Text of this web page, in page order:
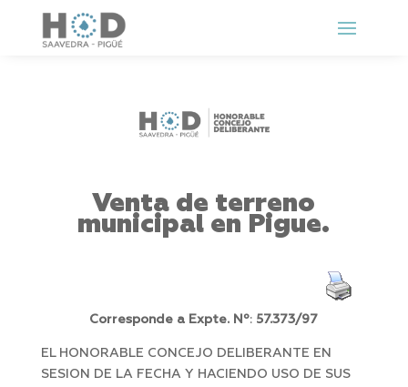
Venta de terreno
municipal en Pigue.
Corresponde a Expte. Nº: 57.373/97
EL HONORABLE CONCEJO DELIBERANTE EN
SESION DE LA FECHA Y HACIENDO USO DE SUS